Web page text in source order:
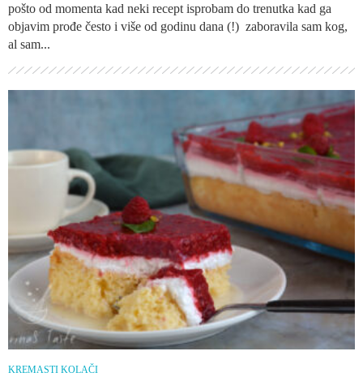
pošto od momenta kad neki recept isprobam do trenutka kad ga
objavim prođe često i više od godinu dana (!) zaboravila sam kog,
al sam...
KREMASTI KOLAČI